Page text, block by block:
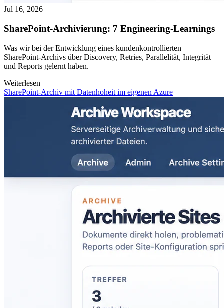
Jul 16, 2026
SharePoint-Archivierung: 7 Engineering-Learnings
Was wir bei der Entwicklung eines kundenkontrollierten
SharePoint-Archivs über Discovery, Retries, Parallelität, Integrität
und Reports gelernt haben.
Weiterlesen
SharePoint-Archiv mit Datenhoheit im eigenen Azure